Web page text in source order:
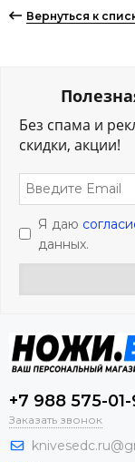
Вернуться к
Без спама и
скидки, акции!
Я даю
данных.
+7 988 575-
Заказать звонок